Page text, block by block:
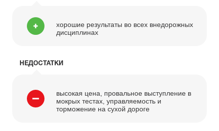
хорошие результаты во всех внедорожных
дисциплинах
НЕДОСТАТКИ
высокая цена, провальное выступление в
мокрых тестах, управляемость и
торможение на сухой дороге